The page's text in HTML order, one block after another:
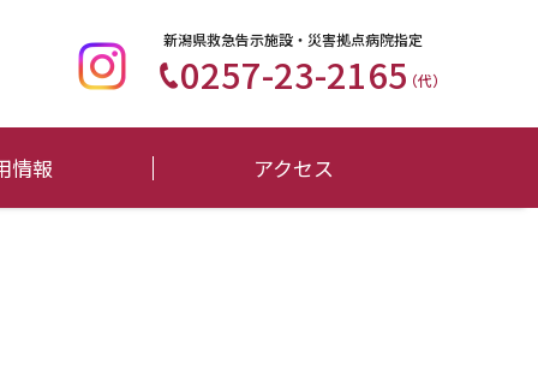
新潟県救急告示施設・災害拠点病院指定
0257-23-2165（代）
情報 アクセス